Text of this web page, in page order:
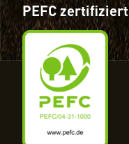
PEFC zertifiziert